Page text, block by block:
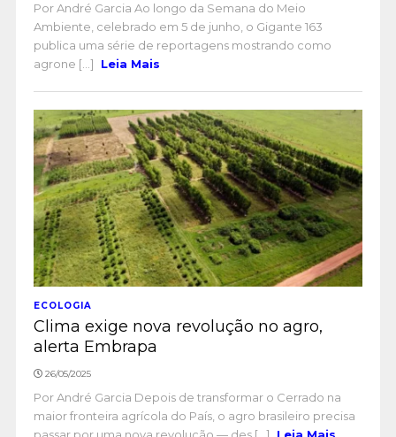
Por André Garcia Ao longo da Semana do Meio
Ambiente, celebrado em 5 de junho, o Gigante 163
publica uma série de reportagens mostrando como
agrone [...]
Leia Mais
ECOLOGIA
Clima exige nova revolução no agro,
alerta Embrapa
26/05/2025
Por André Garcia Depois de transformar o Cerrado na
maior fronteira agrícola do País, o agro brasileiro precisa